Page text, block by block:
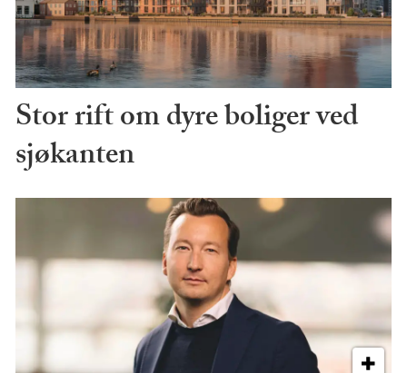
Stor rift om dyre boliger ved
sjøkanten